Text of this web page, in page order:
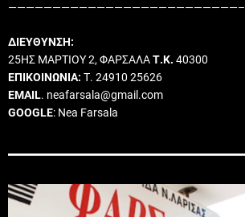
——————————————————————————–
ΔΙΕΥΘΥΝΣΗ:
25ΗΣ ΜΑΡΤΙΟΥ 2, ΦΑΡΣΑΛΑΤ.Κ. 40300
ΕΠΙΚΟΙΝΩΝΙΑ: Τ. 24910 25626
EMAIL. neafarsala@gmail.com
GOOGLE: Nea Farsala